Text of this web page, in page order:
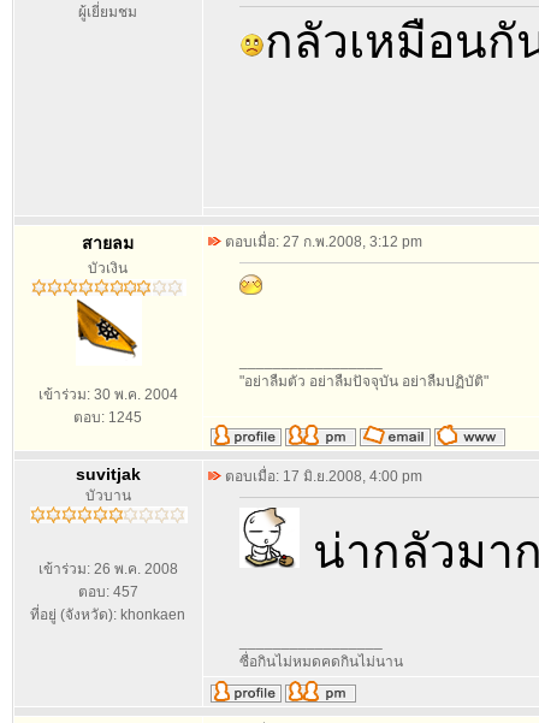
ผู้เยี่ยมชม
กลัวเหมือนกั
สายลม
บัวเงิน
เข้าร่วม: 30 พ.ค. 2004
ตอบ: 1245
ตอบเมื่อ: 27 ก.พ.2008, 3:12 pm
"อย่าลืมตัว อย่าลืมปัจจุบัน อย่าลืมปฏิบัติ"
suvitjak
บัวบาน
เข้าร่วม: 26 พ.ค. 2008
ตอบ: 457
ที่อยู่ (จังหวัด): khonkaen
ตอบเมื่อ: 17 มิ.ย.2008, 4:00 pm
น่ากลัวมา
ซื่อกินไม่หมดคดกินไม่นาน